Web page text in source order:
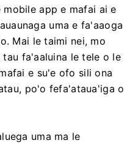
mobile app e mafai ai e
uma e fa'aaoga
Mai le taimi nei, mo
fa'aaluina le tele o le
e su'e ofo sili ona
po'o fefa'ataua'iga o
uma ma le